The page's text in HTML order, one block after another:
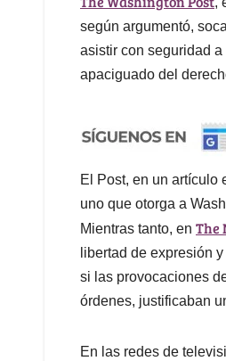
según argumentó,
asistir con seguridad
apaciguado del
El Post, en un artículo
uno que otorga a
Mientras tanto, en The
libertad de expresión
si las provocaciones
órdenes, justificaban
En las redes de